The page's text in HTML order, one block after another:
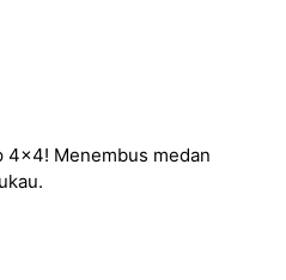
4x4! Menembus medan